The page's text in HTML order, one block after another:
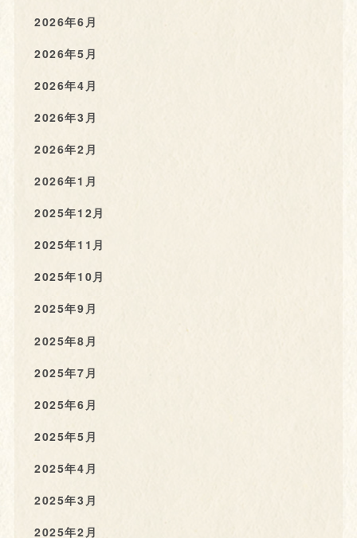
2026年6月
2026年5月
2026年4月
2026年3月
2026年2月
2026年1月
2025年12月
2025年11月
2025年10月
2025年9月
2025年8月
2025年7月
2025年6月
2025年5月
2025年4月
2025年3月
2025年2月